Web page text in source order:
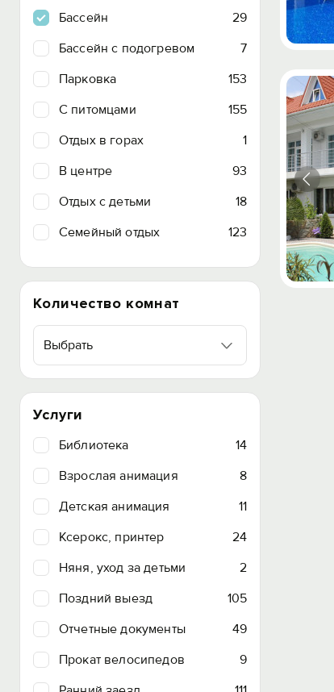
Бассейн
29
Бассейн с подогревом
7
Парковка
153
C питомцами
155
Отдых в горах
1
В центре
93
Отдых с детьми
18
Семейный отдых
123
Количество комнат
Выбрать
Услуги
Библиотека
14
Взрослая анимация
8
Детская анимация
11
Ксерокс, принтер
24
Няня, уход за детьми
2
Поздний выезд
105
Отчетные документы
49
Прокат велосипедов
9